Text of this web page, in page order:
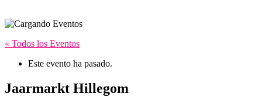
« Todos los Eventos
Este evento ha pasado.
Jaarmarkt Hillegom